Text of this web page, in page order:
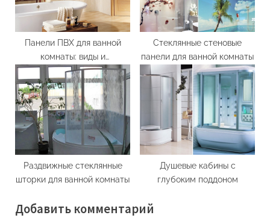
Панели ПВХ для ванной
комнаты: виды и
преимущества
Стеклянные стеновые
панели для ванной комнаты
Раздвижные стеклянные
шторки для ванной комнаты
Душевые кабины с
глубоким поддоном
Добавить комментарий